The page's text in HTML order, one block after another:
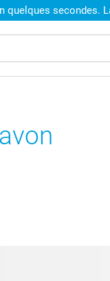
secondes.